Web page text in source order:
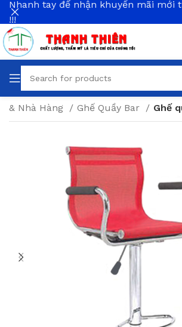
& Nhà Hàng Ghế Quầy Bar Ghế
Nhanh tay để nhận khuyến mãi mới
!!!